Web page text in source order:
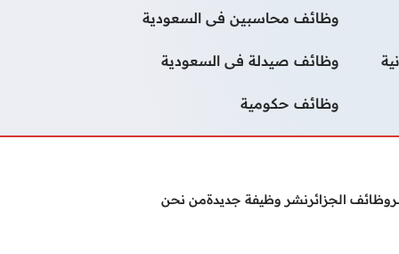
وظائف محاسبين فى السعودية
وظائف صيدلة فى السعودية
وظائف حكومية
وظائف الجزائرنشر وظيفة جديدةمن نحن